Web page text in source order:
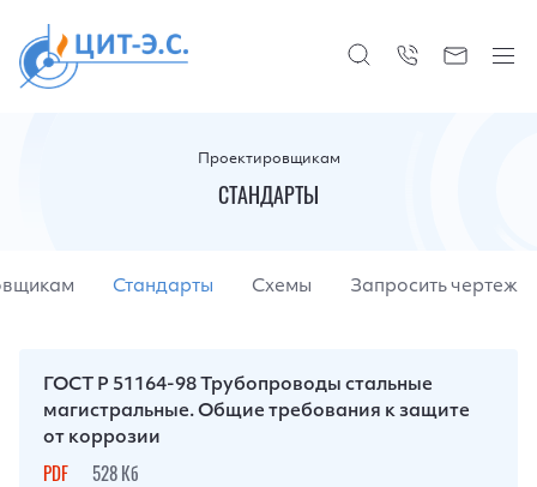
Проектировщикам
СТАНДАРТЫ
Стандарты Схемы Запросить чертеж
ГОСТ Р 51164-98 Трубопроводы стальные
магистральные. Общие требования к защите
от коррозии
PDF 528 Кб